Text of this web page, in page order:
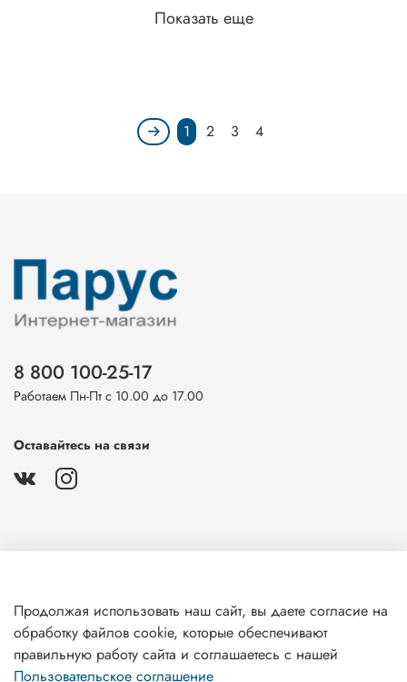
Показать еще
1 2 3 4
Клиентам
8 800 100-25-17
Работаем Пн-Пт с 10.00 до 17.00
Оставайтесь на связи
Продолжая использовать наш сайт, вы даете согласие на
обработку файлов cookie, которые обеспечивают
правильную работу сайта и соглашаетесь с нашей
Пользовательское соглашение